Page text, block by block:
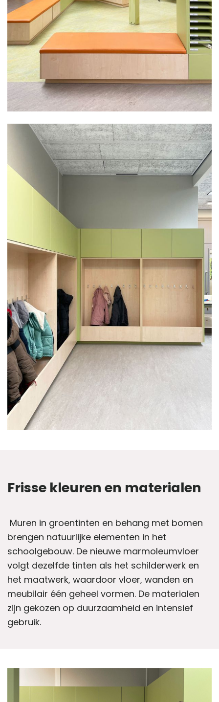
Frisse kleuren en materialen
Muren in groentinten en behang met bomen
brengen natuurlijke elementen in het
schoolgebouw. De nieuwe marmoleumvloer
volgt dezelfde tinten als het schilderwerk en
het maatwerk, waardoor vloer, wanden en
meubilair één geheel vormen. De materialen
zijn gekozen op duurzaamheid en intensief
gebruik.